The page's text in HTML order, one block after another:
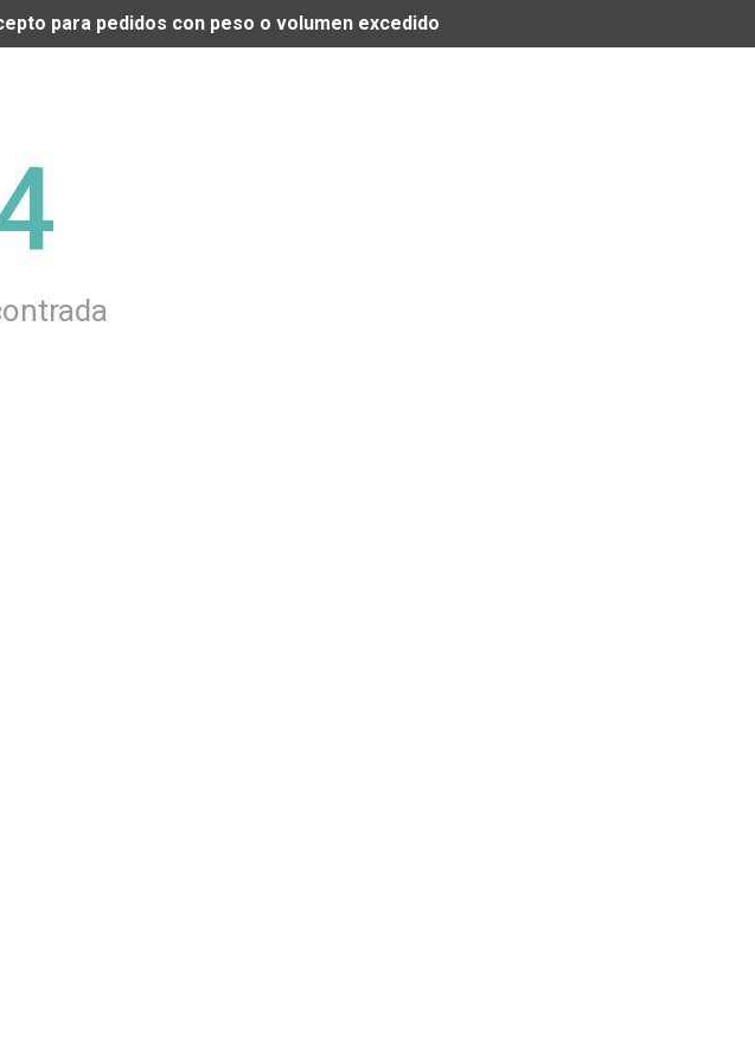
para pedidos con peso o volumen excedido